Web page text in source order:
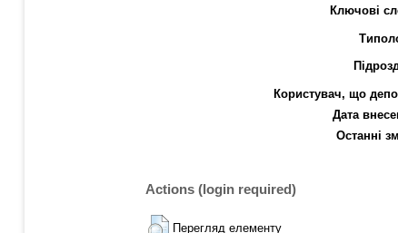
Ключові
Користувач, що
Дата
Останні
Actions (login required)
Перегляд елементу